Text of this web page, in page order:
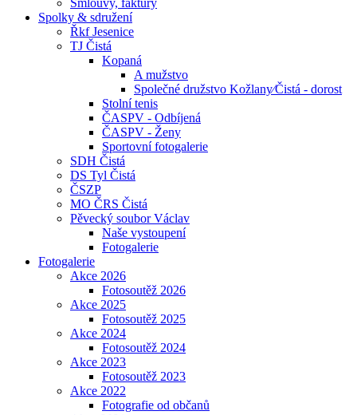
Smlouvy, faktury
Spolky & sdružení
Řkf Jesenice
TJ Čistá
Kopaná
A mužstvo
Společné družstvo Kožlany⁄Čistá - dorost
Stolní tenis
ČASPV - Odbíjená
ČASPV - Ženy
Sportovní fotogalerie
SDH Čistá
DS Tyl Čistá
ČSZP
MO ČRS Čistá
Pěvecký soubor Václav
Naše vystoupení
Fotogalerie
Fotogalerie
Akce 2026
Fotosoutěž 2026
Akce 2025
Fotosoutěž 2025
Akce 2024
Fotosoutěž 2024
Akce 2023
Fotosoutěž 2023
Akce 2022
Fotografie od občanů